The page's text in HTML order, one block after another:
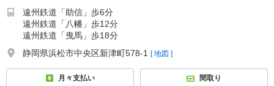
遠州鉄道「助信」歩6分
遠州鉄道「八幡」歩12分
遠州鉄道「曳馬」歩18分
静岡県浜松市中央区新津町578-1 [ 地図 ]
月々支払い 間取り